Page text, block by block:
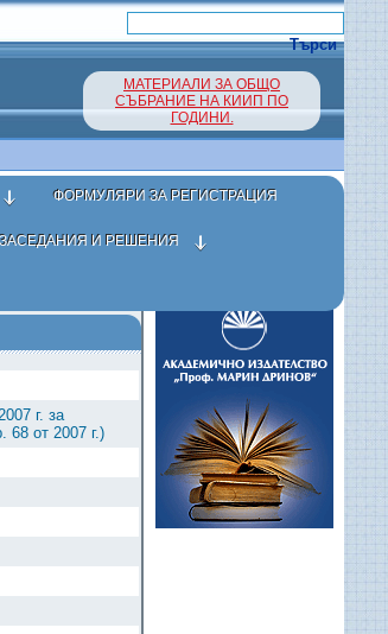
МАТЕРИАЛИ ЗА ОБЩО
СЪБРАНИЕ НА КИИП ПО
ГОДИНИ.
ФОРМУЛЯРИ ЗА РЕГИСТРАЦИЯ
ЗАСЕДАНИЯ И РЕШЕНИЯ
г. за
68 от 2007 г.)